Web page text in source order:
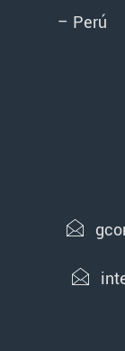
– Perú